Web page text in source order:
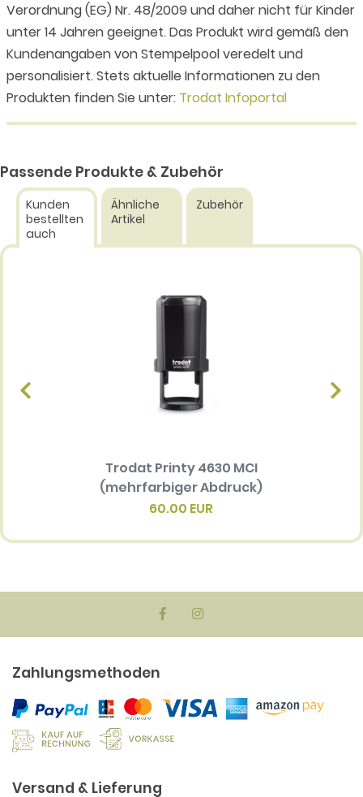
Verordnung (EG) Nr. 48/2009 und daher nicht für Kinder
unter 14 Jahren geeignet. Das Produkt wird gemäß den
Kundenangaben von Stempelpool veredelt und
personalisiert. Stets aktuelle Informationen zu den
Produkten finden Sie unter: Trodat Infoportal
Passende Produkte & Zubehör
Kunden
bestellten
auch
Ähnliche
Artikel
Zubehör
Trodat Printy 4630 MCI
(mehrfarbiger Abdruck)
60.00 EUR
Zahlungsmethoden
Versand & Lieferung